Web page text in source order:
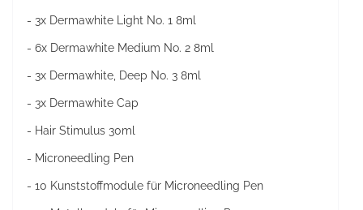
- 3x Dermawhite Light No. 1 8ml
- 6x Dermawhite Medium No. 2 8ml
- 3x Dermawhite, Deep No. 3 8ml
- 3x Dermawhite Cap
- Hair Stimulus 30ml
- Microneedling Pen
- 10 Kunststoffmodule für Microneedling Pen